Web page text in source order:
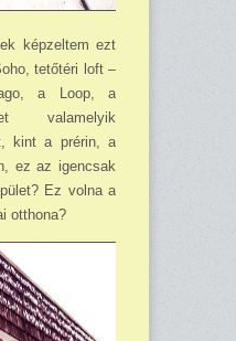
képzeltem ezt
tetőtéri loft –
a Loop, a
valamelyik
kint a prérin, a
ez az igencsak
Ez volna a
otthona?